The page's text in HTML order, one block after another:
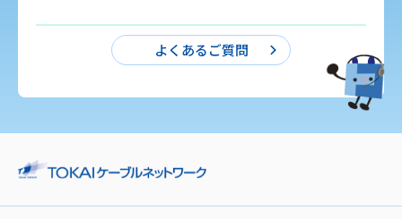
よくあるご質問